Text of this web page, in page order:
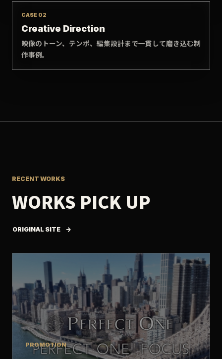
CASE 02
Creative Direction
映像のトーン、テンポ、編集設計まで一貫して磨き込む制
作事例。
RECENT WORKS
WORKS PICK UP
ORIGINAL SITE
PROMOTION